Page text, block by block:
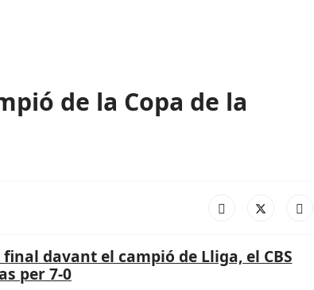
de la Copa de la
davant el campió de Lliga, el CBS
per 7-0